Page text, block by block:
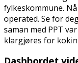
fylkeskommune.
operated. Se for
saman med PPT
klargjøres for